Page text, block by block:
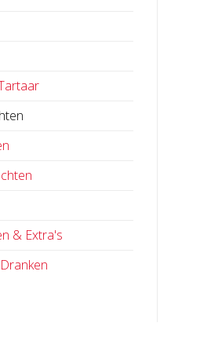
& Extra's